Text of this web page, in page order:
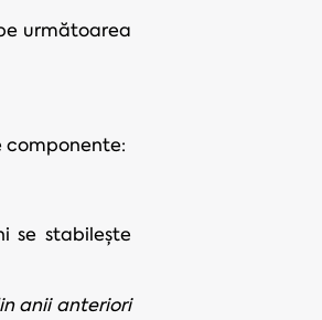
următoarea
componente:
se stabilește
anii anteriori